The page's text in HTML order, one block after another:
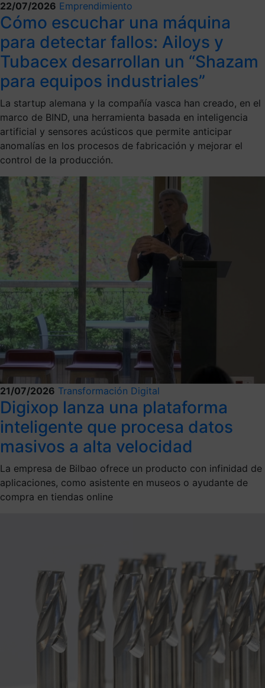
22/07/2026 Emprendimiento
Cómo escuchar una máquina
para detectar fallos: Ailoys y
Tubacex desarrollan un “Shazam
para equipos industriales”
La startup alemana y la compañía vasca han creado, en el
marco de BIND, una herramienta basada en inteligencia
artificial y sensores acústicos que permite anticipar
anomalías en los procesos de fabricación y mejorar el
control de la producción.
21/07/2026 Transformación Digital
Digixop lanza una plataforma
inteligente que procesa datos
masivos a alta velocidad
La empresa de Bilbao ofrece un producto con infinidad de
aplicaciones, como asistente en museos o ayudante de
compra en tiendas online